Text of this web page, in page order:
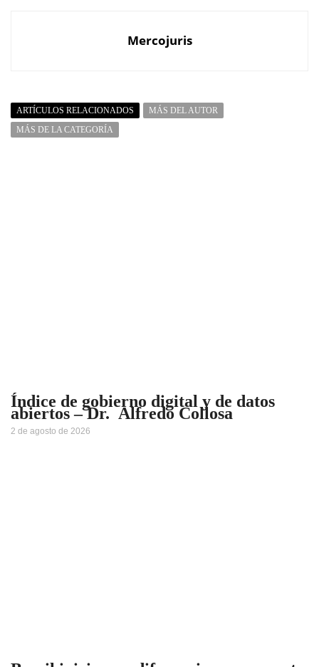
Mercojuris
ARTÍCULOS RELACIONADOS
MÁS DEL AUTOR
MÁS DE LA CATEGORÍA
Índice de gobierno digital y de datos
abiertos – Dr. Alfredo Collosa
2 de agosto de 2026